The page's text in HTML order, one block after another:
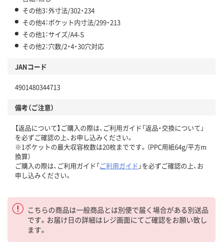
その他3：外寸法/302・234
その他4：ポケット内寸法/299・213
その他1：サイズ/A4-S
その他2：穴数/2・4・30穴対応
JANコード
4901480344713
備考（ご注意）
【返品について】ご購入の際は、ご利用ガイド「返品・交換について」
を必ずご確認の上、お申し込みください。
※1ポケットの最大収容枚数は20枚までです。（PPC用紙64g/平方m
換算）
ご購入の際は、ご利用ガイド「ご利用ガイド 」を必ずご確認の上、お
申し込みください。
こちらの商品は一般商品とは別便で届く場合がある別送品
です。お届け日の詳細はレジ画面にてご確認をお願い致し
ます。